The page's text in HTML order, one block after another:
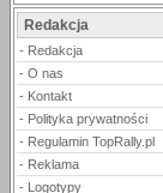
Redakcja
- Redakcja
- O nas
- Kontakt
- Polityka prywatności
- Regulamin TopRally.pl
- Reklama
- Logotypy